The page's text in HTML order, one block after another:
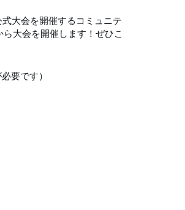
大会を開催するコミュニテ
ら大会を開催します！ぜひこ
要です）